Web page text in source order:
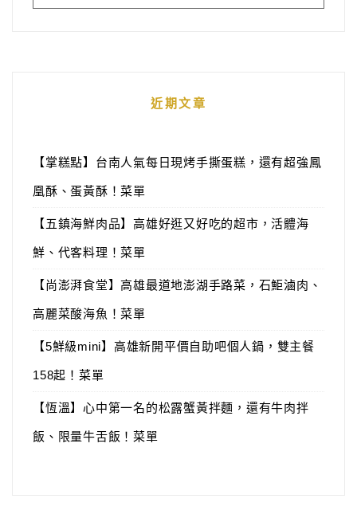
近期文章
【掌糕點】台南人氣每日現烤手撕蛋糕，還有超強鳳
凰酥、蛋黃酥！菜單
【五鎮海鮮肉品】高雄好逛又好吃的超市，活體海
鮮、代客料理！菜單
【尚澎湃食堂】高雄最道地澎湖手路菜，石鮔滷肉、
高麗菜酸海魚！菜單
【5鮮級mini】高雄新開平價自助吧個人鍋，雙主餐
158起！菜單
【恆溫】心中第一名的松露蟹黃拌麵，還有牛肉拌
飯、限量牛舌飯！菜單